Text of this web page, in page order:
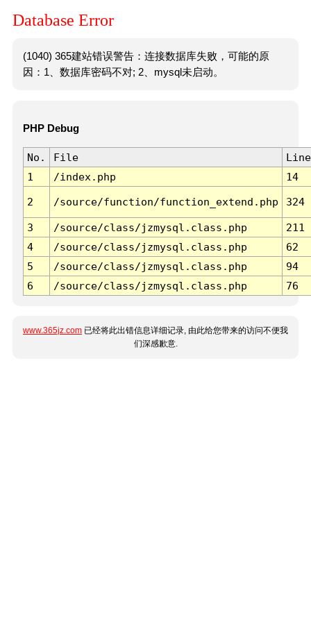
Database Error
(1040) 365建站错误警告：连接数据库失败，可能的原
因：1、数据库密码不对; 2、mysql未启动。
PHP Debug
No. File
Line
1
/index.php 14
2 /source/function/function_extend.php 324
3 /source/class/jzmysql.class.php
211
4
/source/class/jzmysql.class.php
62
5
/source/class/jzmysql.class.php
94
6
/source/class/jzmysql.class.php 76
www.365jz.com 已经将此出错信息详细记录, 由此给您带来的访问不便我
们深感歉意.